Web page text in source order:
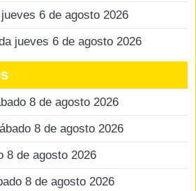
6 de agosto 2026
jueves 6 de agosto 2026
8 de agosto 2026
8 de agosto 2026
8 de agosto 2026
8 de agosto 2026